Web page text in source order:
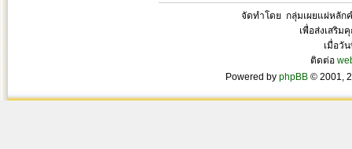
จัดทำโดย กลุ่มเผยแผ่หลัก
เพื่อส่งเสริม
เมื่อวั
ติดต่อ
Powered by phpBB © 2001,